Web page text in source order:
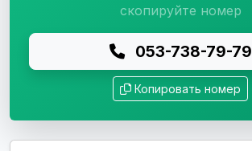
скопируйте номер
053-738-79-79
Копировать номер